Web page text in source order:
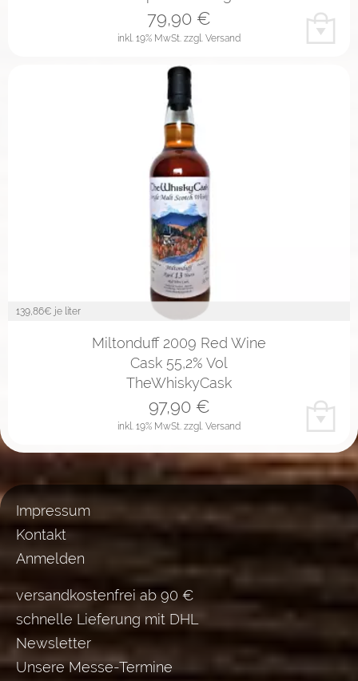
inkl. 19% MwSt. zzgl. Versand
79,90 €
139,86€ je liter
Miltonduff 2009 Red Wine
Cask 55,2% Vol
TheWhiskyCask
inkl. 19% MwSt. zzgl. Versand
97,90€
Impressum
Kontakt
Anmelden
versandkostenfrei ab 90 €
schnelle Lieferung mit DHL
Newsletter
Unsere Messe-Termine